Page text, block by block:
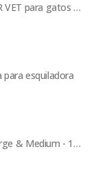
Bolsa de exploración BUSTER VET para gatos de 0 a 2 kg - rojo
para esquiladora
HPM Adult Neutered Dog Large & Medium - 12 kg